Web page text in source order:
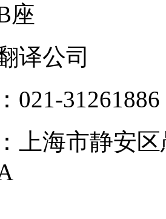
座
译公司
021-31261886
上海市静安区